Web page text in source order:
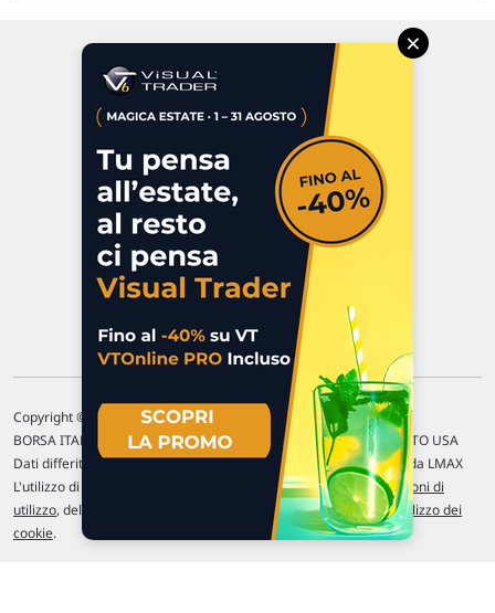
47923 Rimini
P.IVA 02 452 460 401
Chi siamo
Commenti e segnalazioni
Contattaci
Copyright © 1996-2026 Traderlink Italia s.r.l.
BORSA ITALIANA Quotazioni di borsa differite di 15 min. / MERCATO USA
Dati differiti di 15 min. (fonte Intrinio) / FOREX Quotazioni fornite da LMAX
L'utilizzo di questo sito implica l'accettazione delle nostreCondizioni di
utilizzo, del Politiche sulla privacye dell'Utilizzo dei
cookie.
×